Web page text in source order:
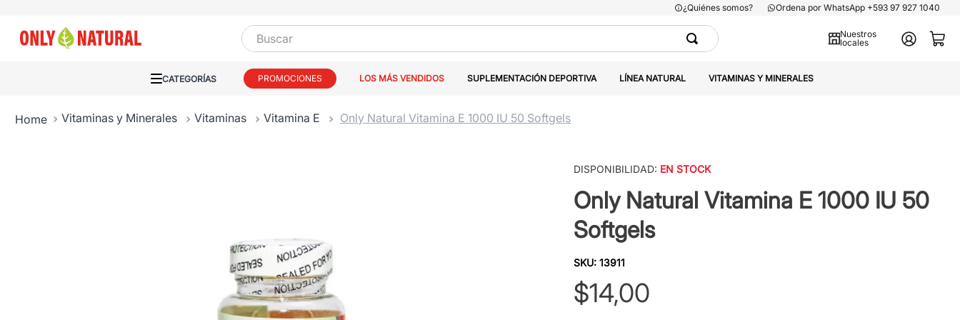
¿Quiénes somos? Ordena por WhatsApp +593 97 927 1040
Buscar
Nuestros
locales
PROMOCIONES LOS MÁS VENDIDOS SUPLEMENTACIÓN DEPORTIVA LÍNEA NATURAL VITAMINAS Y MINERALES
Vitaminas y Minerales Vitaminas Vitamina E Only Natural Vitamina E 1000 IU 50 Softgels
DISPONIBILIDAD: EN STOCK
Only Natural Vitamina E 1000 IU 50
Softgels
SKU: 13911
$14,00